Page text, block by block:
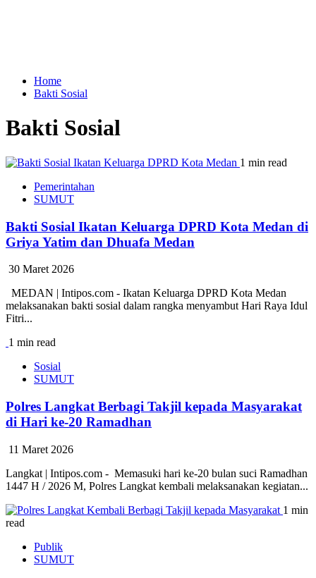
Home
Bakti Sosial
Bakti Sosial
1 min read
Pemerintahan
SUMUT
Bakti Sosial Ikatan Keluarga DPRD Kota Medan di
Griya Yatim dan Dhuafa Medan
30 Maret 2026
MEDAN | Intipos.com - Ikatan Keluarga DPRD Kota Medan
melaksanakan bakti sosial dalam rangka menyambut Hari Raya Idul
Fitri...
1 min read
Sosial
SUMUT
Polres Langkat Berbagi Takjil kepada Masyarakat
di Hari ke-20 Ramadhan
11 Maret 2026
Langkat | Intipos.com - Memasuki hari ke-20 bulan suci Ramadhan
1447 H / 2026 M, Polres Langkat kembali melaksanakan kegiatan...
1 min
read
Publik
SUMUT